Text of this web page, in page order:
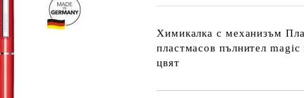
Химикалка с механизъм
пластмасов пълнител
цвят